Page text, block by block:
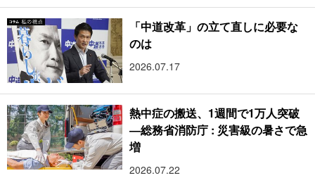
「中道改革」の立て直しに必要な
のは
2026.07.17
熱中症の搬送、1週間で1万人突破
―総務省消防庁 : 災害級の暑さで急
増
2026.07.22